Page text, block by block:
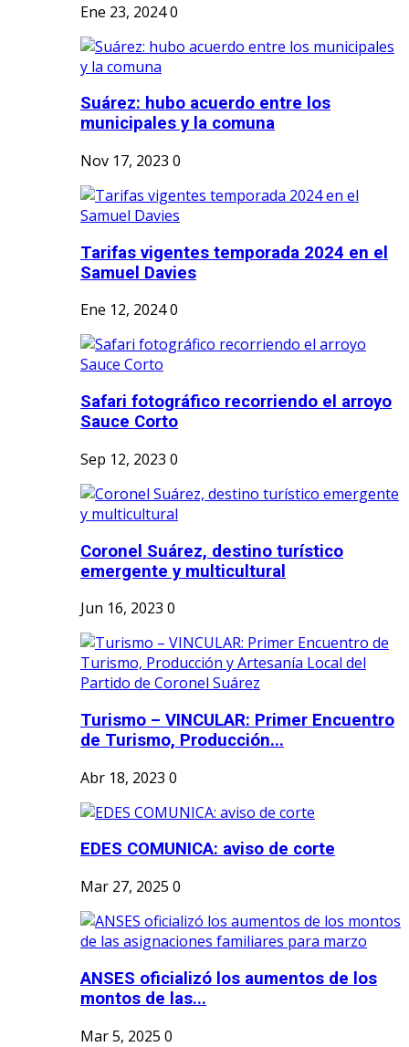
Ene 23, 20240
Suárez: hubo acuerdo entre los
municipales y la comuna
Nov 17, 2023 0
Tarifas vigentes temporada 2024 en el
Samuel Davies
Ene 12, 20240
Safari fotográfico recorriendo el arroyo
Sauce Corto
Sep 12, 2023 0
Coronel Suárez, destino turístico
emergente y multicultural
Jun 16, 2023 0
Turismo – VINCULAR: Primer Encuentro
de Turismo, Producción...
Abr 18, 2023 0
EDES COMUNICA: aviso de corte
Mar 27, 2025 0
ANSES oficializó los aumentos de los
montos de las...
Mar 5, 2025 0